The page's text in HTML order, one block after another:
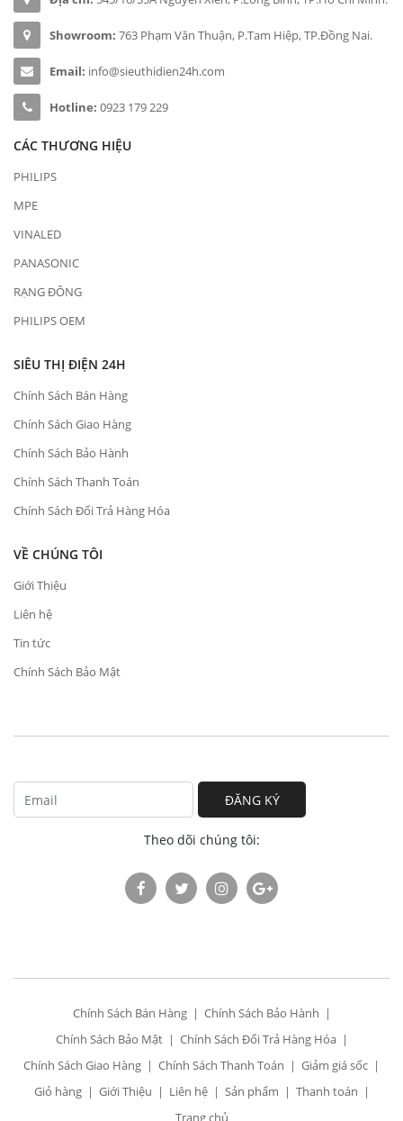
Showroom: 763 Phạm Văn Thuận, P.Tam Hiệp, TP.Đồng Nai.
Email: info@sieuthidien24h.com
Hotline: 0923 179 229
CÁC THƯƠNG HIỆU
PHILIPS
MPE
VINALED
PANASONIC
RẠNG ĐÔNG
PHILIPS OEM
SIÊU THỊ ĐIỆN 24H
Chính Sách Bán Hàng
Chính Sách Giao Hàng
Chính Sách Bảo Hành
Chính Sách Thanh Toán
Chính Sách Đổi Trả Hàng Hóa
VỀ CHÚNG TÔI
Giới Thiệu
Liên hệ
Tin tức
Chính Sách Bảo Mật
ĐĂNG KÝ
Theo dõi chúng tôi:
Chính Sách Bán Hàng
Chính Sách Bảo Hành
Chính Sách Bảo Mật
Chính Sách Đổi Trả Hàng Hóa
Chính Sách Giao Hàng
Chính Sách Thanh Toán
Giảm giá sốc
Giỏ hàng
Giới Thiệu Liên hệ Sản phẩm
Thanh toán
Trang chủ